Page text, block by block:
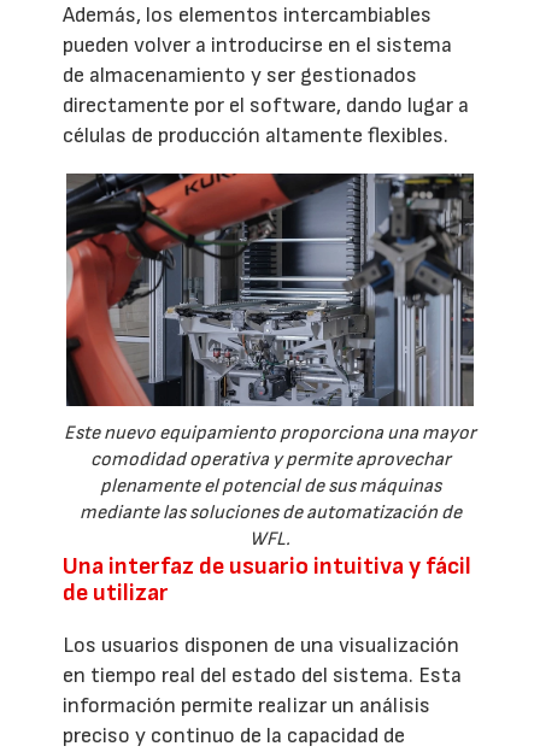
Además, los elementos intercambiables
pueden volver a introducirse en el sistema
de almacenamiento y ser gestionados
directamente por el software, dando lugar a
células de producción altamente flexibles.
Este nuevo equipamiento proporciona una mayor
comodidad operativa y permite aprovechar
plenamente el potencial de sus máquinas
mediante las soluciones de automatización de
WFL.
Una interfaz de usuario intuitiva y fácil
de utilizar
Los usuarios disponen de una visualización
en tiempo real del estado del sistema. Esta
información permite realizar un análisis
preciso y continuo de la capacidad de